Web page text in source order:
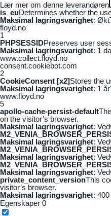
Lær mer om denne leverandøren
is_euDetermines whether the
Maksimal lagringsvarighet: Økt
floyd.no
1
PHPSESSIDPreserves user
Maksimal lagringsvarighet: 1
www.collect.floyd.no
consent.cookiebot.com
2
CookieConsent [x2]Stores the
Maksimal lagringsvarighet: 1 år
www.floyd.no
5
apollo-cache-persist-default
on the visitor’s browser.
Maksimal lagringsvarighet:
Maksimal lagringsvarighet:
Maksimal lagringsvarighet:
Maksimal lagringsvarighet:
private_content_versionThis
visitor’s browser.
Maksimal lagringsvarighet:
Egenskaper 0